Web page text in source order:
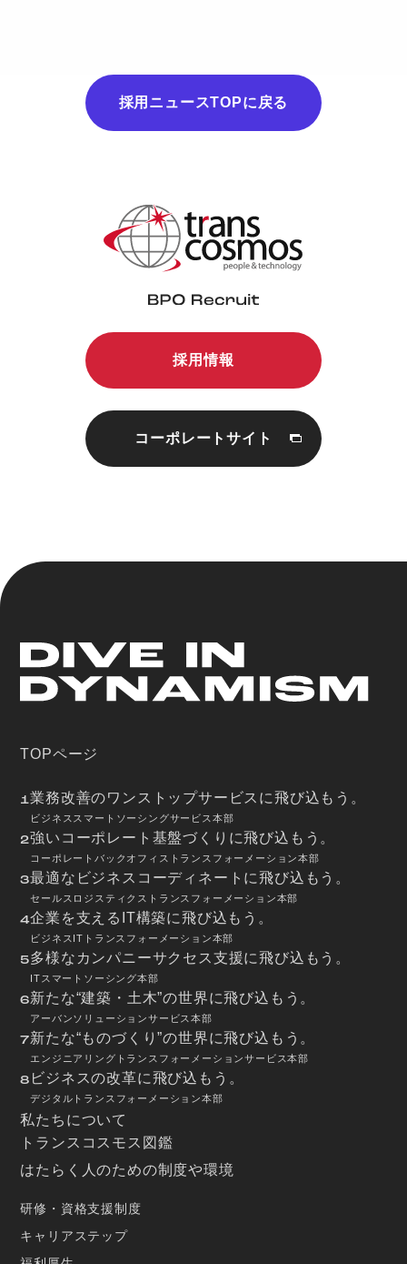
採用ニュースTOPに戻る
採用情報
コーポレートサイト
TOPページ
1業務改善のワンストップサービスに飛び込もう。
ビジネススマートソーシングサービス本部
2強いコーポレート基盤づくりに飛び込もう。
コーポレートバックオフィストランスフォーメーション本部
3最適なビジネスコーディネートに飛び込もう。
セールスロジスティクストランスフォーメーション本部
4企業を支えるIT構築に飛び込もう。
ビジネスITトランスフォーメーション本部
5多様なカンパニーサクセス支援に飛び込もう。
ITスマートソーシング本部
6新たな“建築・土木”の世界に飛び込もう。
アーバンソリューションサービス本部
7新たな“ものづくり”の世界に飛び込もう。
エンジニアリングトランスフォーメーションサービス本部
8 ビジネスの改革に飛び込もう。
デジタルトランスフォーメーション本部
私たちについて
トランスコスモス図鑑
はたらく人のための制度や環境
研修・資格支援制度
キャリアステップ